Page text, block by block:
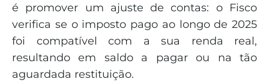
é promover um ajuste de contas: o Fisco
verifica se o imposto pago ao longo de 2025
foi compatível com a sua renda real,
resultando em saldo a pagar ou na tão
aguardada restituição.